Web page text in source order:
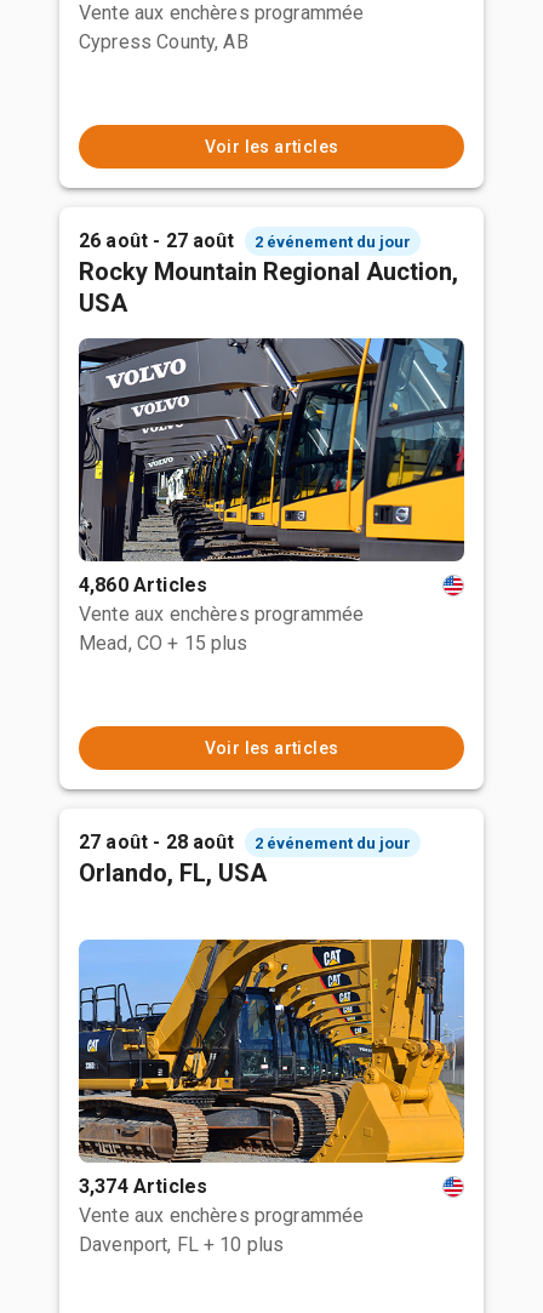
Vente aux enchères programmée
Cypress County, AB
Voir les articles
26 août - 27 août 2 événement du jour
Rocky Mountain Regional Auction,
USA
4,860 Articles
Vente aux enchères programmée
Mead, CO + 15 plus
Voir les articles
27 août - 28 août 2 événement du jour
Orlando, FL, USA
3,374 Articles
Vente aux enchères programmée
Davenport, FL + 10 plus